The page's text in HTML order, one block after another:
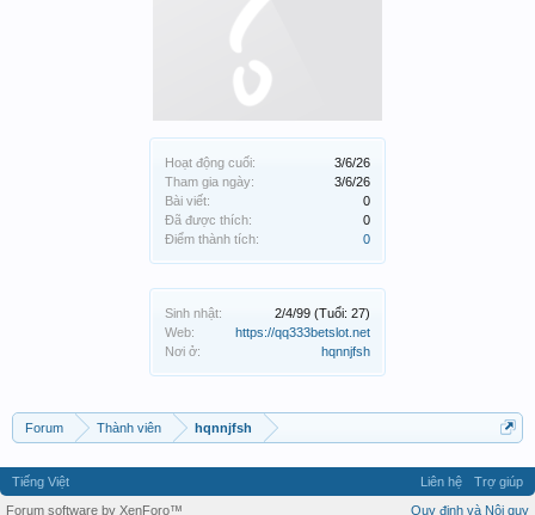
Hoạt động cuối:
3/6/26
Tham gia ngày:
3/6/26
Bài viết:
0
Đã được thích:
0
Điểm thành tích:
0
Sinh nhật: 2/4/99 (Tuổi: 27)
Web:
https://qq333betslot.net
Nơi ở:
hqnnjfsh
Forum Thành viên hqnnjfsh
Tiếng Việt Liên hệ
Trợ giúp
Quy định và Nội quy
Forum software by XenForo™